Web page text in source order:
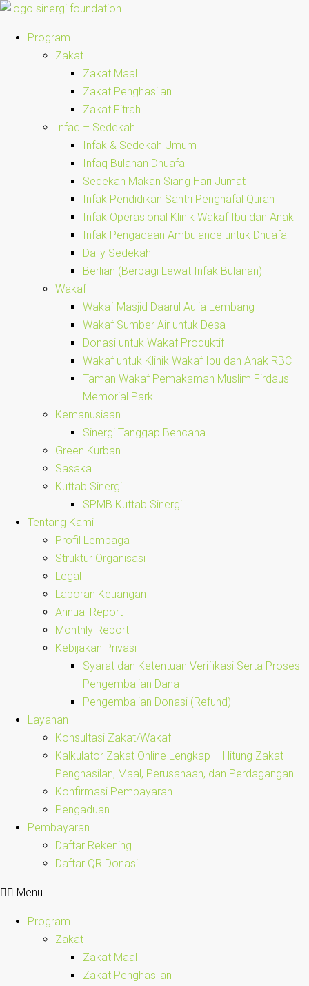
Program
Zakat
Zakat Maal
Zakat Penghasilan
Zakat Fitrah
Infaq – Sedekah
Infak & Sedekah Umum
Infaq Bulanan Dhuafa
Sedekah Makan Siang Hari Jumat
Infak Pendidikan Santri Penghafal Quran
Infak Operasional Klinik Wakaf Ibu dan Anak
Infak Pengadaan Ambulance untuk Dhuafa
Daily Sedekah
Berlian (Berbagi Lewat Infak Bulanan)
Wakaf
Wakaf Masjid Daarul Aulia Lembang
Wakaf Sumber Air untuk Desa
Donasi untuk Wakaf Produktif
Wakaf untuk Klinik Wakaf Ibu dan Anak RBC
Taman Wakaf Pemakaman Muslim Firdaus
Memorial Park
Kemanusiaan
Sinergi Tanggap Bencana
Green Kurban
Sasaka
Kuttab Sinergi
SPMB Kuttab Sinergi
Tentang Kami
Profil Lembaga
Struktur Organisasi
Legal
Laporan Keuangan
Annual Report
Monthly Report
Kebijakan Privasi
Syarat dan Ketentuan Verifikasi Serta Proses
Pengembalian Dana
Pengembalian Donasi (Refund)
Layanan
Konsultasi Zakat/Wakaf
Kalkulator Zakat Online Lengkap – Hitung Zakat
Penghasilan, Maal, Perusahaan, dan Perdagangan
Konfirmasi Pembayaran
Pengaduan
Pembayaran
Daftar Rekening
Daftar QR Donasi
Menu
Program
Zakat
Zakat Maal
Zakat Penghasilan